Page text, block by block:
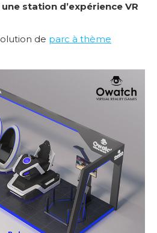
station d’expérience VR
de parc à thème